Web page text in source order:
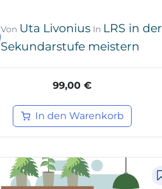
Von Uta Livonius In LRS in der
Sekundarstufe meistern
99,00 €
In den Warenkorb